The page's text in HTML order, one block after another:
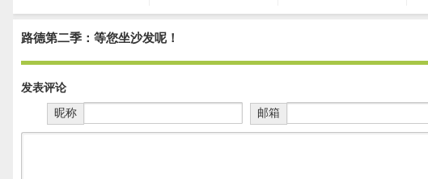
路德第二季：等您坐沙发呢！
发表评论
昵称
邮箱